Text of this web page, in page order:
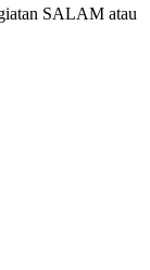
SALAM atau